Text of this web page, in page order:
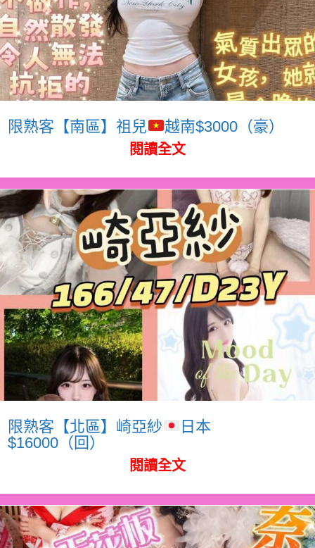
限熟客【南區】祖兒 越南$3000（豪）
閱讀全文
限熟客【北區】崎亞紗
日本
$16000（回）
閱讀全文